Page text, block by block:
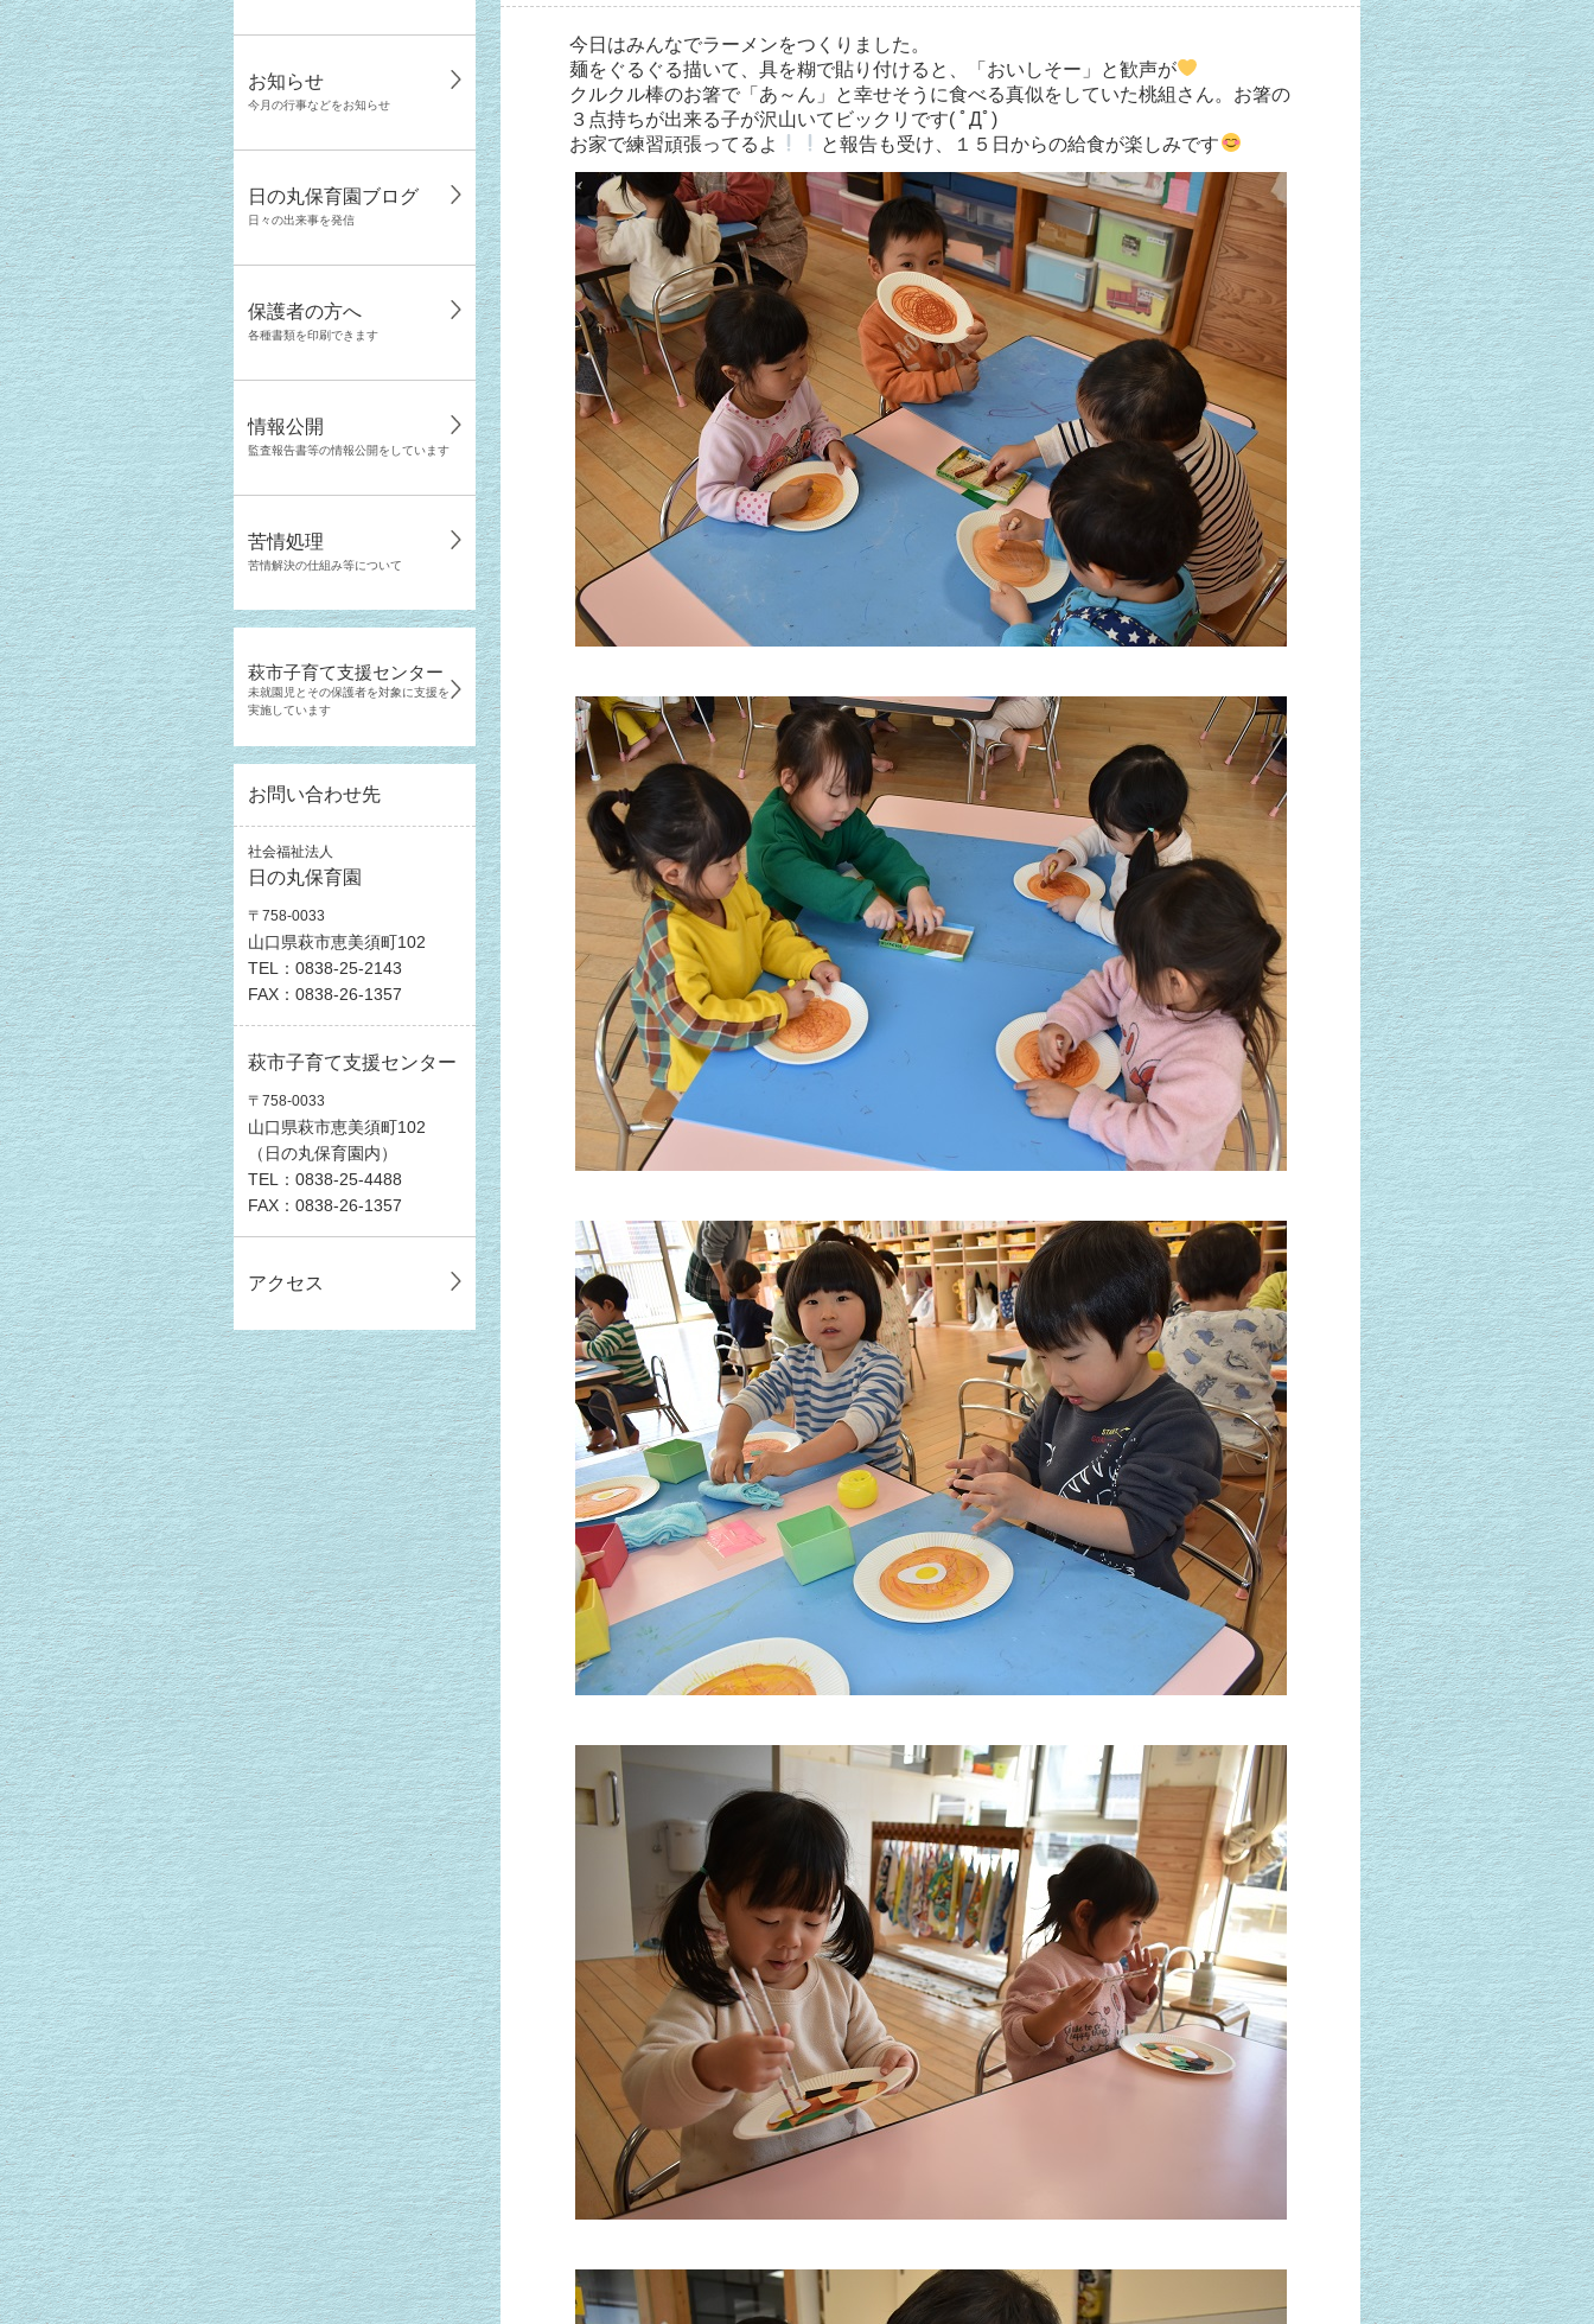
お知らせ
今月の行事などをお知らせ
日の丸保育園ブログ
日々の出来事を発信
保護者の方へ
各種書類を印刷できます
情報公開
監査報告書等の情報公開をしています
苦情処理
苦情解決の仕組み等について
萩市子育て支援センター
未就園児とその保護者を対象に支援を
実施しています
お問い合わせ先
社会福祉法人
日の丸保育園
〒758-0033
山口県萩市恵美須町102
TEL：0838-25-2143
FAX：0838-26-1357
萩市子育て支援センター
〒758-0033
山口県萩市恵美須町102
（日の丸保育園内）
TEL：0838-25-4488
FAX：0838-26-1357
アクセス
今日はみんなでラーメンをつくりました。
麺をぐるぐる描いて、具を糊で貼り付けると、「おいしそー」と歓声が
クルクル棒のお箸で「あ～ん」と幸せそうに食べる真似をしていた桃組さん。お箸の
３点持ちが出来る子が沢山いてビックリです( ﾟДﾟ)
お家で練習頑張ってるよ
と報告も受け、１５日からの給食が楽しみです